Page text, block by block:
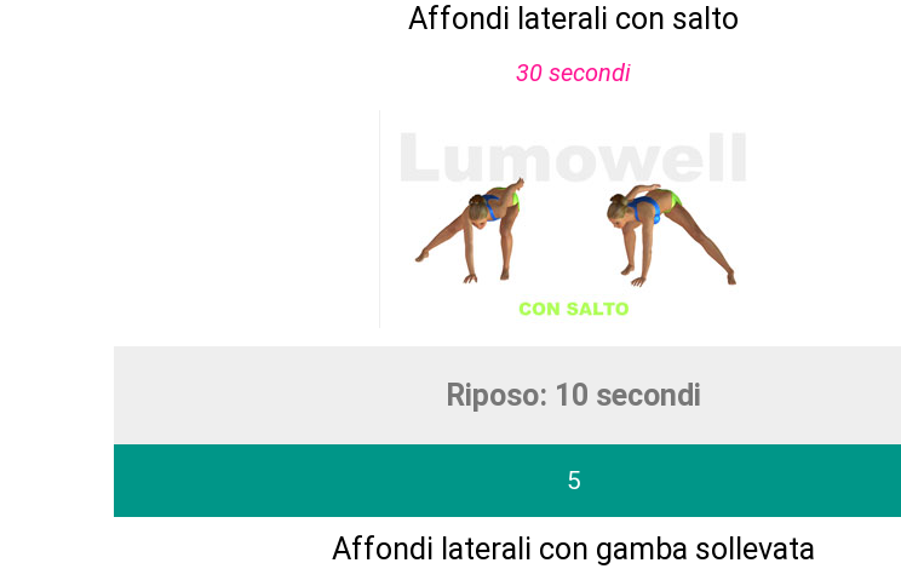
Affondi laterali con salto
30 secondi
Riposo: 10 secondi
5
Affondi laterali con gamba sollevata